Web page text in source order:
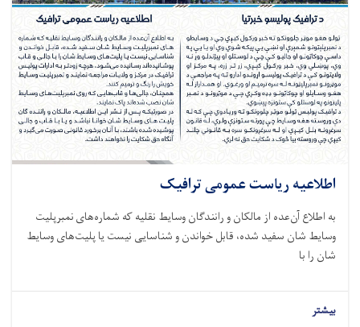
اطلاعیه ریاست عمومی ترافیک
به اطلاع آن‌عده از مالکان و رانندگان وسایط نقلیه که شماره‌های نمبرپلیت
وسایط‌ شان سفید شده، قابل خواندن و شناسایی نیست یا پلیت‌های وسایط‌
شان را با
بیشتر